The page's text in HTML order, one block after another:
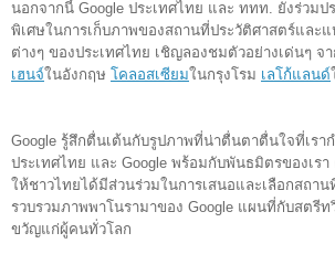
นอกจากนี้ Google ประเทศไทย และ ททท. ยังร่วมป
พิเศษในการเก็บภาพของสถานที่ประวัติศาสตร์และ
ต่างๆ ของประเทศไทย เชิญลองชมตัวอย่างเด่นๆ จ
เฮนจ์ในอังกฤษ โคลอสเซียมในกรุงโรม เลโก้แลนด์
Google รู้สึกตื่นเต้นกับรูปภาพที่น่าตื่นตาตื่นใจที่เรา
ประเทศไทย และ Google พร้อมกับพันธมิตรของเรา
ให้ชาวไทยได้มีส่วนร่วมในการเสนอและเลือกสถาน
รวบรวมภาพพาโนรามาของ Google แผนที่กับสตรี
ขวัญแก่ผู้คนทั่วโลก